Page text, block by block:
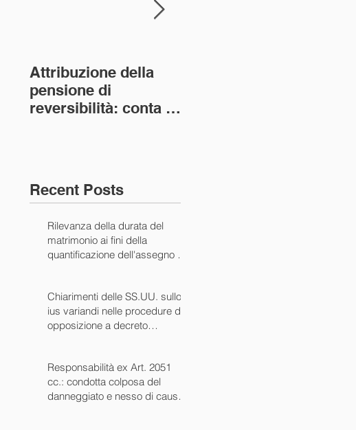
Attribuzione della
pensione di
reversibilità: conta la
Recent Posts
Rilevanza della durata del
matrimonio ai fini della
quantificazione dell'assegno di
Chiarimenti delle SS.UU. sullo
ius variandi nelle procedure di
opposizione a decreto
Responsabilità ex Art. 2051
cc.: condotta colposa del
danneggiato e nesso di causa